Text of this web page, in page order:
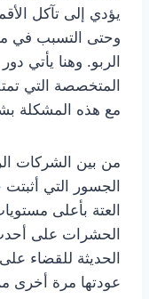
يؤدي إلى تآكل
وحتى التسبب في
الربو. وهنا يأتي
المتخصصة التي
مع هذه المشكلة
من بين الشركات
الجسور التي
العتة بأعلى
الحشرات على أحدث
الحديثة للقضاء
عودتها مرة أخرى